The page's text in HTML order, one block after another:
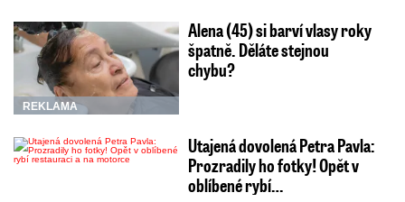
REKLAMA
Alena (45) si barví vlasy roky
špatně. Děláte stejnou
chybu?
Utajená dovolená Petra Pavla:
Prozradily ho fotky! Opět v
oblíbené rybí…